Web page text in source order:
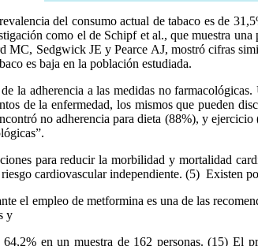
del consumo actual de tabaco es de
como el de Schipf et al., que muestra
Sedgwick JE y Pearce AJ, mostró cifras
es baja en la población estudiada.
de la adherencia a las medidas no
de la enfermedad, los mismos que pueden
no adherencia para dieta (88%), y
para reducir la morbilidad y mortalidad
cardiovascular independiente. (5) Existen
el empleo de metformina es una de las
y
en un muestra de 162 personas. (15) El